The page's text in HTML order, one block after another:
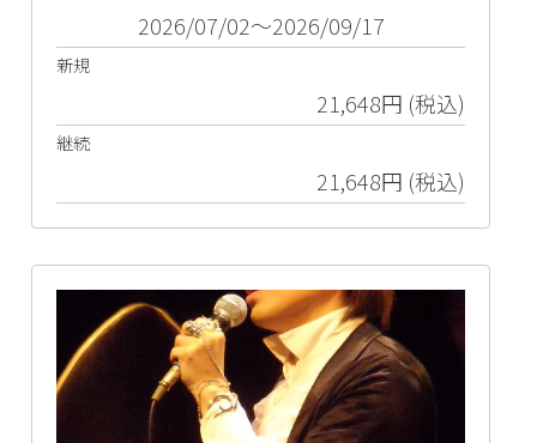
2026/07/02～2026/09/17
新規
21,648円 (税込)
継続
21,648円 (税込)